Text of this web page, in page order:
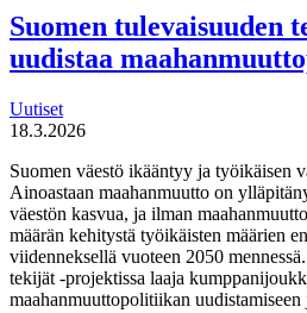
liikuntaneuvontapalvelun
kirjaamisen,
lähettämisen
käytännöistä
Suomen tulevaisuuden
uudistaa
Uutiset
18.3.2026
Suomen väestö ikääntyy ja työikäisen
Ainoastaan maahanmuutto on
väestön kasvua, ja ilman
määrän kehitystä työikäisten määrien
viidenneksellä vuoteen 2050
tekijät -projektissa laaja
maahanmuuttopolitiikan